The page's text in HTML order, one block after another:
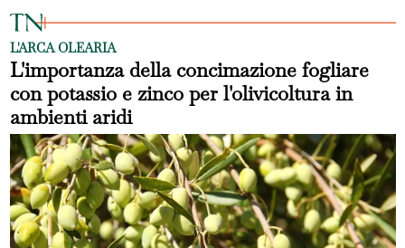
L'ARCA OLEARIA
L'importanza della concimazione fogliare
con potassio e zinco per l'olivicoltura in
ambienti aridi